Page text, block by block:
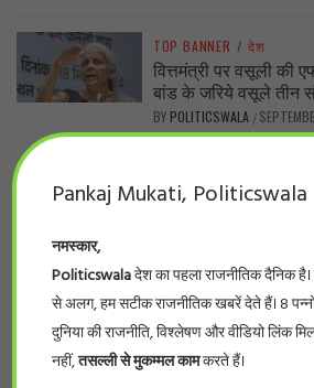
TOP BANNER / देश
वित्तमंत्री पर वसूली
बांड के जरिये वसूले तीन
BY POLITICSWALA /
एफआईआर दर्ज हुई।
TOP BANNER / विशेष
हाय! हाय ! इंडिगो ….
त्रासदी की गारंटी
POLITICSWALA
Pankaj Mukati, Politicswala
नमस्कार,
Politicswalaदेश का पहला राजनीतिक दैनिक है।
से अलग, हम सटीक राजनीतिक खबरें देते हैं। 8
दुनिया की राजनीति, विश्लेषण और वीडियो लिंक
नहीं,तसल्ली से मुकम्मल कामकरते हैं।